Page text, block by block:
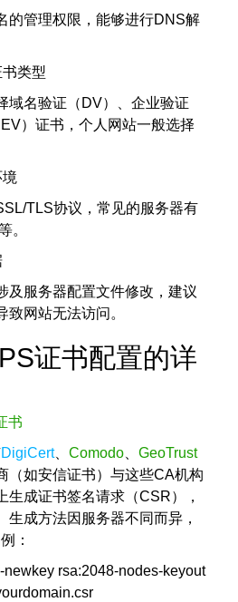
的管理权限，能够进行DNS解
类型
域名验证（DV）、企业验证
）证书，个人网站一般选择
TLS协议，常见的服务器有
。
及服务器配置文件修改，建议
网站无法访问。
证书配置的详
书
DigiCert、 Comodo
GeoTrust
（如安信证书）与这些CA机构
生成证书签名请求（CSR），
生成方法因服务器不同而异，
：
rsa:2048-nodes-keyout